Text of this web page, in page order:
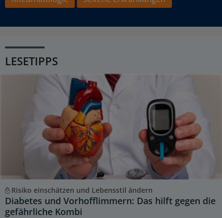
LESETIPPS
Risiko einschätzen und Lebensstil ändern
Diabetes und Vorhofflimmern: Das hilft gegen die
gefährliche Kombi